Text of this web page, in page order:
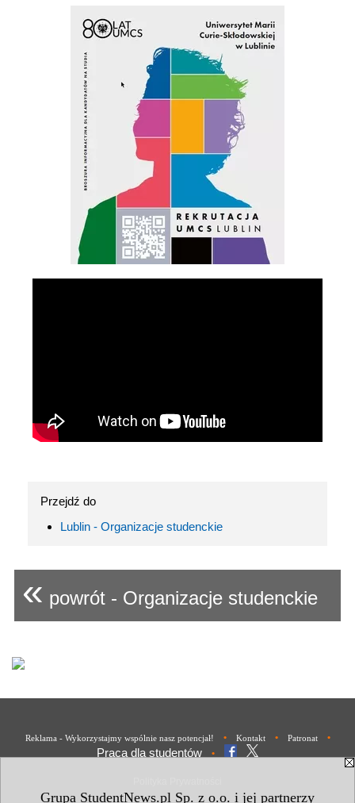
Grupa StudentNews.pl Sp. z o.o. i jej partnerzy
Przejdź do
Lublin - Organizacje studenckie
« powrót - Organizacje studenckie
Reklama - Wykorzystajmy wspólnie nasz potencjał! • Kontakt • Patronat •
Praca dla studentów •